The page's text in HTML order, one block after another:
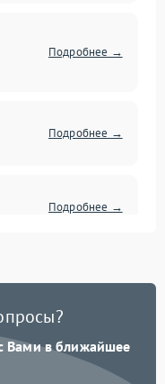
Подробнее →
Подробнее →
Подробнее →
Подробнее →
Подробнее →
Вами в ближайшее